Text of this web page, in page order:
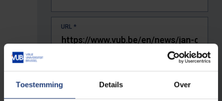
Toestemming Details Over
URL *
The full URL of the page where you encountered the error.